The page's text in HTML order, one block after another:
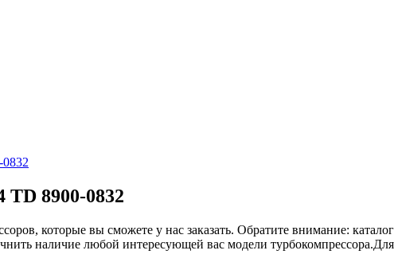
TD 8900-0832
которые вы сможете у нас заказать. Обратите внимание:
наличие любой интересующей вас модели